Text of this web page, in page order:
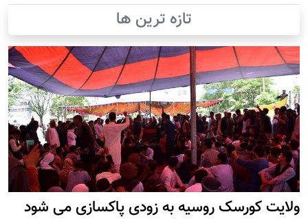
تازه ترین ها
ولایت کورسک روسیه به زودی پاکسازی می شود